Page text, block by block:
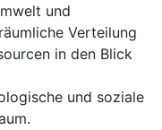
und
Verteilung
in den Blick
und soziale